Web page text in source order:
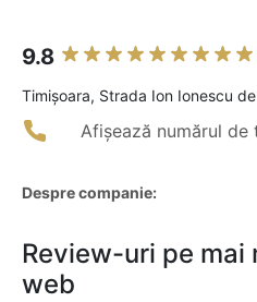
9.8
Timişoara, Strada Ion Ionescu
Afișează numărul de
Despre companie:
Review-uri pe
web